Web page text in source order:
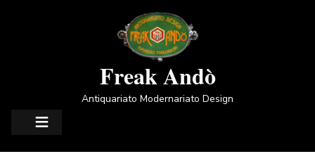
Freak Andò
Antiquariato Modernariato Design